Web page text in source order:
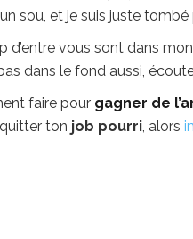
sou, et je suis juste
d’entre vous sont dans
dans le fond aussi, écoute
faire pour gagner de
ton job pourri, alors